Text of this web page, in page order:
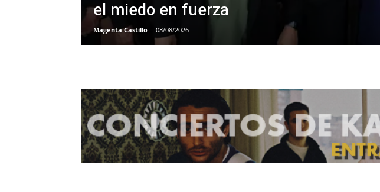
el miedo en fuerza
Magenta Castillo - 08/08/2026